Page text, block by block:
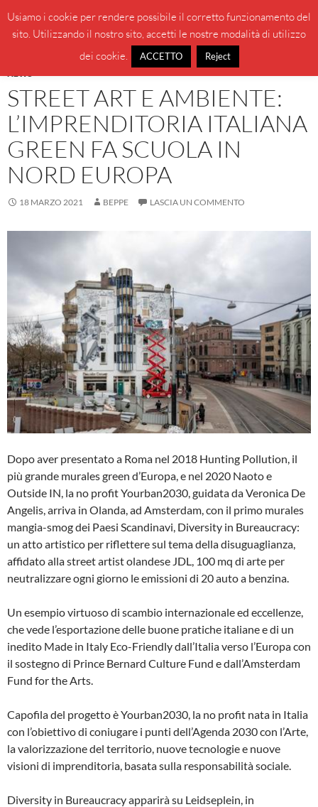
contenuto
BeppeBlog
MENU
NEWS
STREET ART E AMBIENTE:
L’IMPRENDITORIA ITALIANA
GREEN FA SCUOLA IN
NORD EUROPA
18 MARZO 2021 BEPPE LASCIA UN COMMENTO
Dopo aver presentato a Roma nel 2018 Hunting Pollution, il
più grande murales green d’Europa, e nel 2020 Naoto e
Outside IN, la no profit Yourban2030, guidata da Veronica De
Angelis, arriva in Olanda, ad Amsterdam, con il primo murales
mangia-smog dei Paesi Scandinavi, Diversity in Bureaucracy:
un atto artistico per riflettere sul tema della disuguaglianza,
affidato alla street artist olandese JDL, 100 mq di arte per
neutralizzare ogni giorno le emissioni di 20 auto a benzina.
Un esempio virtuoso di scambio internazionale ed eccellenze,
che vede l’esportazione delle buone pratiche italiane e di un
inedito Made in Italy Eco-Friendly dall’Italia verso l’Europa con
il sostegno di Prince Bernard Culture Fund e dall’Amsterdam
Fund for the Arts.
Capofila del progetto è Yourban2030, la no profit nata in Italia
con l’obiettivo di coniugare i punti dell’Agenda 2030 con l’Arte,
la valorizzazione del territorio, nuove tecnologie e nuove
visioni di imprenditoria, basata sulla responsabilità sociale.
Diversity in Bureaucracy apparirà su Leidseplein, in
Usiamo i cookie per rendere possibile il corretto funzionamento del
sito. Utilizzando il nostro sito, accetti le nostre modalità di utilizzo
dei cookie.
ACCETTO Reject